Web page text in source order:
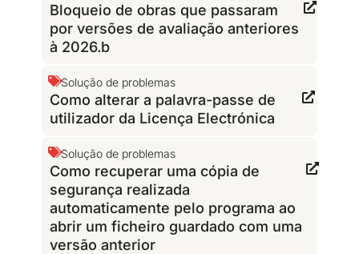
Bloqueio de obras que passaram
por versões de avaliação anteriores
à 2026.b
Solução de problemas
Como alterar a palavra-passe de
utilizador da Licença Electrónica
Solução de problemas
Como recuperar uma cópia de
segurança realizada
automaticamente pelo programa ao
abrir um ficheiro guardado com uma
versão anterior